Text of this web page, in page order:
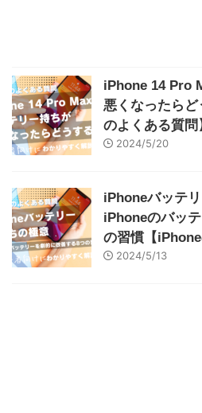
iPhone 14 Pro
悪くなったら
のよくある質問
2024/5/20
iPhoneバッテ
iPhoneのバッ
の習慣【iPhone
2024/5/13